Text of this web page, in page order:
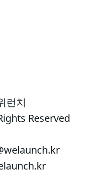
런치
Reserved